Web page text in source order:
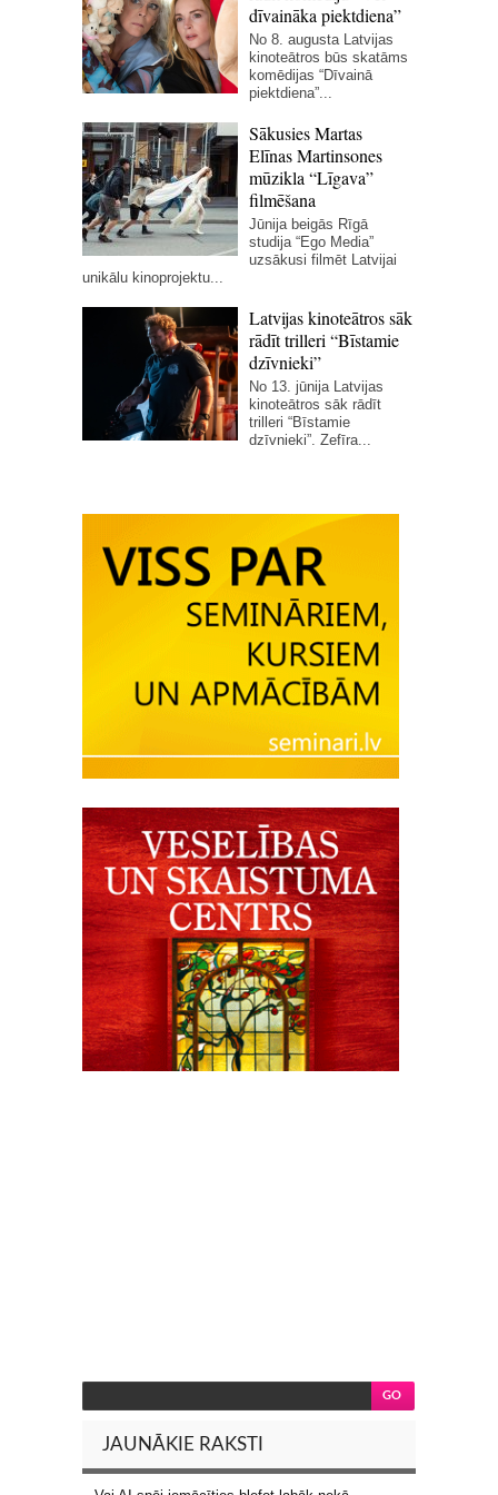
dīvaināka piektdiena”
No 8. augusta Latvijas
kinoteātros būs skatāms
komēdijas “Dīvainā
piektdiena”...
Sākusies Martas
Elīnas Martinsones
mūzikla “Līgava”
filmēšana
Jūnija beigās Rīgā
studija “Ego Media”
uzsākusi filmēt Latvijai
unikālu kinoprojektu...
Latvijas kinoteātros sāk
rādīt trilleri “Bīstamie
dzīvnieki”
No 13. jūnija Latvijas
kinoteātros sāk rādīt
trilleri “Bīstamie
dzīvnieki”. Zefīra...
JAUNĀKIE RAKSTI